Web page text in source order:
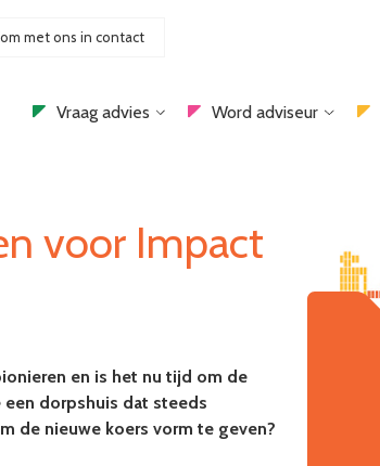
met ons in contact
Vraag advies Word adviseur
voor Impact
en is het nu tijd om de
dorpshuis dat steeds
de nieuwe koers vorm te geven?